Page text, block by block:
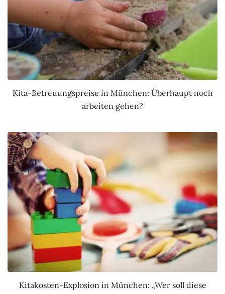
Kita-Betreuungspreise in München: Überhaupt noch
arbeiten gehen?
Kitakosten-Explosion in München: „Wer soll diese